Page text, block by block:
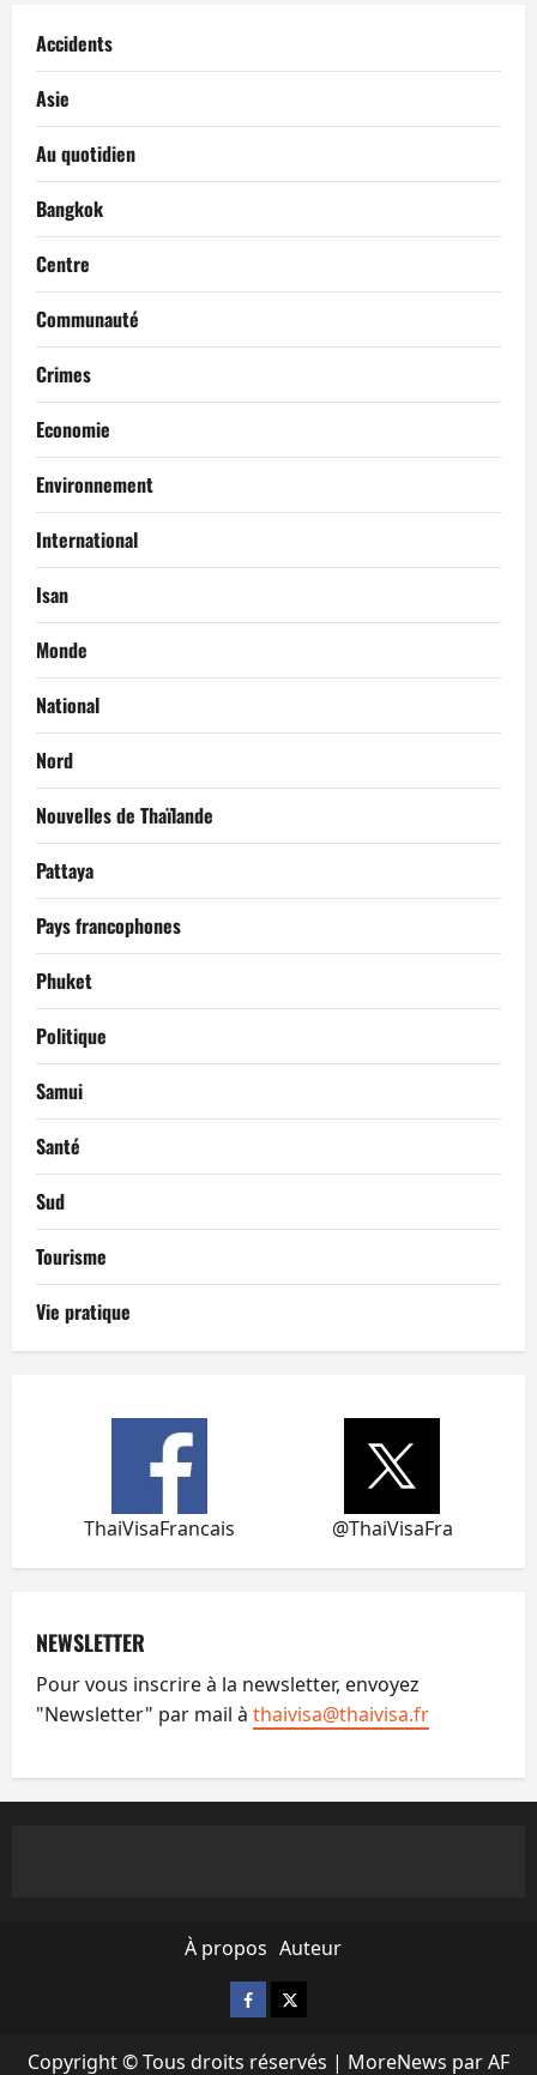
Accidents
Asie
Au quotidien
Bangkok
Centre
Communauté
Crimes
Economie
Environnement
International
Isan
Monde
National
Nord
Nouvelles de Thaïlande
Pattaya
Pays francophones
Phuket
Politique
Samui
Santé
Sud
Tourisme
Vie pratique
ThaiVisaFrancais @ThaiVisaFra
NEWSLETTER
Pour vous inscrire à la newsletter, envoyez
"Newsletter" par mail à thaivisa@thaivisa.fr
À propos Auteur
Facebook
X
Copyright © Tous droits réservés | MoreNews par AF